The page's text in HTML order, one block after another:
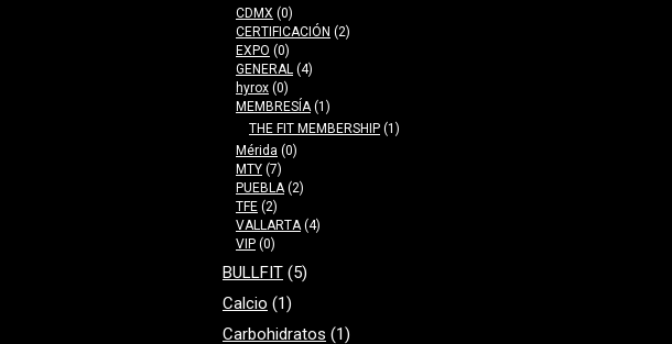
CDMX (0)
CERTIFICACIÓN (2)
EXPO (0)
GENERAL (4)
hyrox (0)
MEMBRESÍA (1)
THE FIT MEMBERSHIP (1)
Mérida (0)
MTY (7)
PUEBLA (2)
TFE (2)
VALLARTA (4)
VIP (0)
BULLFIT (5)
Calcio (1)
Carbohidratos (1)